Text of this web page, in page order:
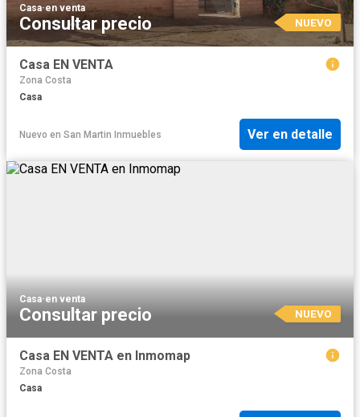
Casa·en venta
Consultar precio NUEVO
Casa EN VENTA
Zona Costa
Casa
Nuevo en San Martin Inmuebles Ver en detalle
Casa·en venta
Consultar precio NUEVO
Casa EN VENTA en Inmomap
Zona Costa
Casa